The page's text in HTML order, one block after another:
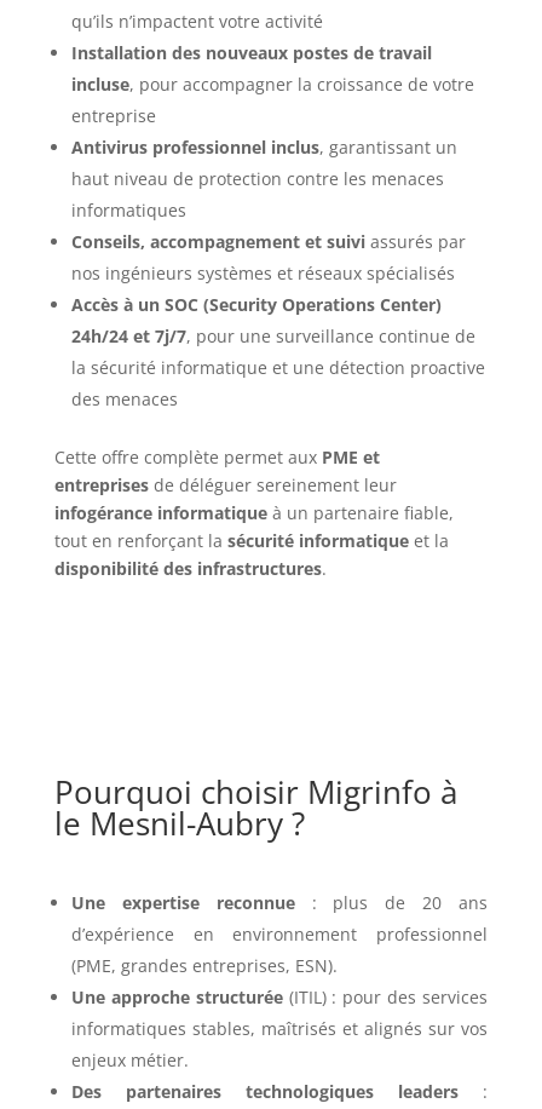
qu’ils n’impactent votre activité
Installation des nouveaux postes de travail
incluse, pour accompagner la croissance de votre
entreprise
Antivirus professionnel inclus, garantissant un
haut niveau de protection contre les menaces
informatiques
Conseils, accompagnement et suiviassurés par
nos ingénieurs systèmes et réseaux spécialisés
Accès à un SOC (Security Operations Center)
24h/24 et 7j/7, pour une surveillance continue de
la sécurité informatique et une détection proactive
des menaces
Cette offre complète permet aux PME et
entreprisesde déléguer sereinement leur
infogérance informatiqueà un partenaire fiable,
tout en renforçant la sécurité informatiqueet la
disponibilité des infrastructures.
Pourquoi choisir Migrinfo à
le Mesnil-Aubry ?
Une expertise reconnue: plus de 20 ans
d’expérience en environnement professionnel
(PME, grandes entreprises, ESN).
Une approche structurée(ITIL) : pour des services
informatiques stables, maîtrisés et alignés sur vos
enjeux métier.
Des partenaires technologiques leaders :